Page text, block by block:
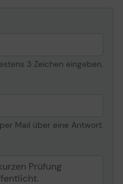
3 Zeichen eingeben.
Mail über eine Antwort.